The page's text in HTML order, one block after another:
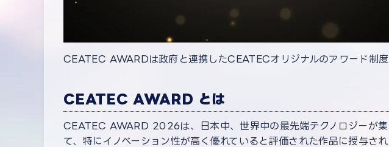
CEATEC AWARDは政府と連携したCEATECオリジナルのアワード制
CEATEC AWARD とは
CEATEC AWARD 2026は、日本中、世界中の最先端テクノロジーが
て、特にイノベーション性が高く優れていると評価された作品に授与され